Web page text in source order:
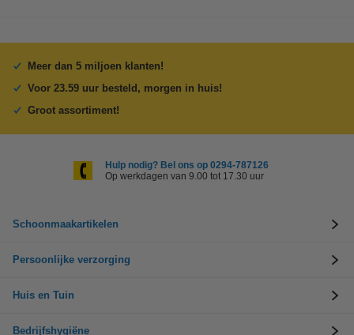
Meer dan 5 miljoen klanten!
Voor 23.59 uur besteld, morgen in huis!
Groot assortiment!
Hulp nodig? Bel ons op 0294-787126
Op werkdagen van 9.00 tot 17.30 uur
Schoonmaakartikelen
Persoonlijke verzorging
Huis en Tuin
Bedrijfshygiëne